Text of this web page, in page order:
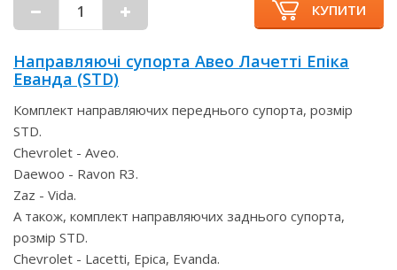
КУПИТИ
Направляючі супорта Авео Лачетті Епіка
Еванда (STD)
Комплект направляючих переднього супорта, розмір
STD.
Chevrolet - Aveo.
Daewoo - Ravon R3.
Zaz - Vida.
А також, комплект направляючих заднього супорта,
розмір STD.
Chevrolet - Lacetti, Epica, Evanda.